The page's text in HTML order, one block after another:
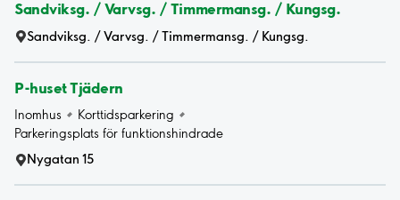
Sandviksg. / Varvsg. / Timmermansg. / Kungsg.
Sandviksg. / Varvsg. / Timmermansg. / Kungsg.
P-huset Tjädern
Inomhus
Korttidsparkering
Parkeringsplats för funktionshindrade
Nygatan 15